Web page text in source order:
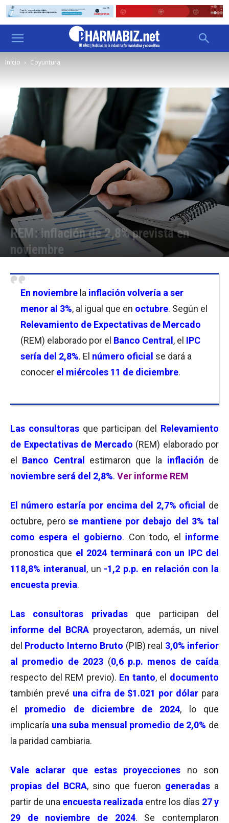
Inicio Coyuntura
REM: inflación de 2,8% prevista en
noviembre
En noviembre la inflación volvería a ser
menor al 3%, al igual que en octubre. Según el
Relevamiento de Expectativas de Mercado
(REM) elaborado por el Banco Central , el IPC
sería del 2,8%. El número oficial se dará a
conocer el miércoles 11 de diciembre.
Las consultorasque participan del Relevamiento
de Expectativas de Mercado (REM) elaborado por
el Banco Central estimaron que la inflación de
noviembre será del 2,8%. Ver informe REM
El número estaría por encima del 2,7% oficial
de
octubre, perose mantiene por debajo del 3% tal
como espera el gobierno. Con todo, el informe
pronostica que el 2024 terminará con un IPC del
118,8% interanual , un -1,2 p.p. en relación con la
encuesta previa.
Las consultoras privadasque participan del
informe del BCRAproyectaron, además, un nivel
del Producto Interno Bruto (PIB) real 3,0% inferior
al promedio de 2023 (0,6 p.p. menos de caída
respecto del REM previo). En tanto, el documento
también prevé una cifra de $1.021 por dólar para
el promedio de diciembre de 2024, lo que
implicaría una suba mensual promedio de 2,0% de
la paridad cambiaria.
Vale aclarar que estas proyecciones no son
propias del BCRA, sino que fueron generadas a
partir de una encuesta realizada entre los días 27 y
29 de noviembre de 2024. Se contemplaron